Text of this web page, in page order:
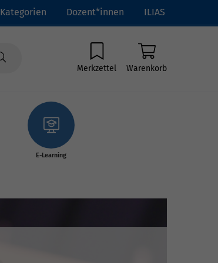
Kategorien Dozent*innen ILIAS
Merkzettel Warenkorb
E-Learning